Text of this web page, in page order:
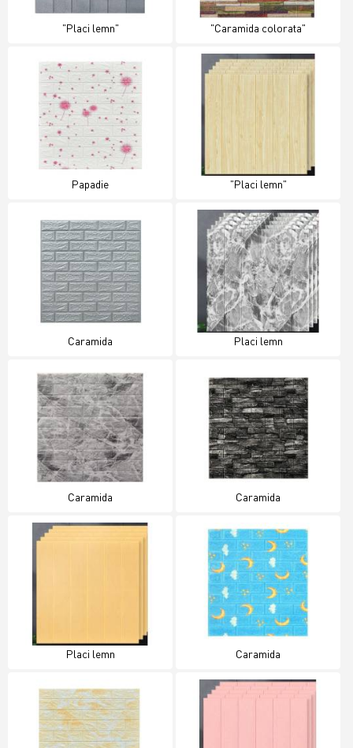
"Placi lemn" "Caramida colorata"
Papadie "Placi lemn"
Caramida Placi lemn
Caramida Caramida
Placi lemn Caramida